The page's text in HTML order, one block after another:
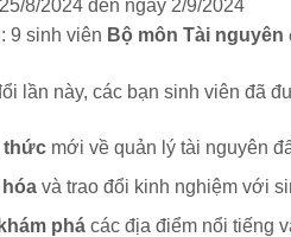
8/2024 đến ngày 2/9/2024
: 9 sinh viên Bộ môn Tài
lần này, các bạn sinh viên đã
thức mới về quản lý tài nguyên
và trao đổi kinh nghiệm với
phá các địa điểm nổi tiếng